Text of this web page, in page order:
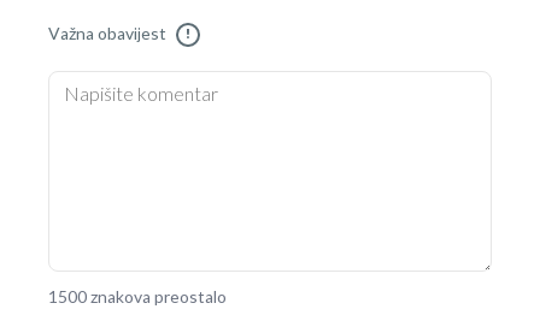
Važna obavijest !
1500 znakova preostalo